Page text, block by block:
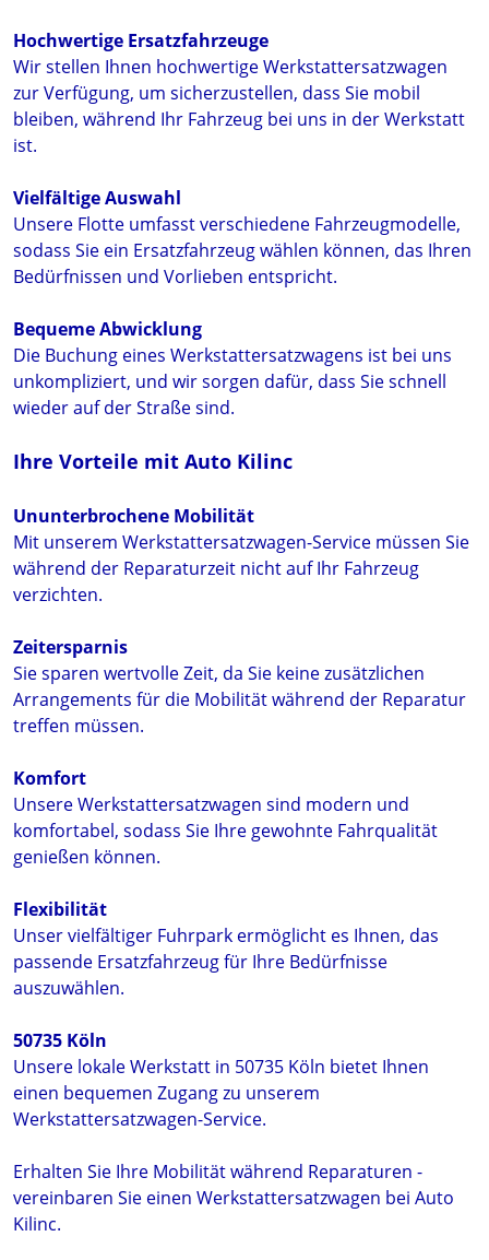
Hochwertige Ersatzfahrzeuge
Wir stellen Ihnen hochwertige Werkstattersatzwagen
zur Verfügung, um sicherzustellen, dass Sie mobil
bleiben, während Ihr Fahrzeug bei uns in der Werkstatt
ist.
Vielfältige Auswahl
Unsere Flotte umfasst verschiedene Fahrzeugmodelle,
sodass Sie ein Ersatzfahrzeug wählen können, das Ihren
Bedürfnissen und Vorlieben entspricht.
Bequeme Abwicklung
Die Buchung eines Werkstattersatzwagens ist bei uns
unkompliziert, und wir sorgen dafür, dass Sie schnell
wieder auf der Straße sind.
Ihre Vorteile mit Auto Kilinc
Ununterbrochene Mobilität
Mit unserem Werkstattersatzwagen-Service müssen Sie
während der Reparaturzeit nicht auf Ihr Fahrzeug
verzichten.
Zeitersparnis
Sie sparen wertvolle Zeit, da Sie keine zusätzlichen
Arrangements für die Mobilität während der Reparatur
treffen müssen.
Komfort
Unsere Werkstattersatzwagen sind modern und
komfortabel, sodass Sie Ihre gewohnte Fahrqualität
genießen können.
Flexibilität
Unser vielfältiger Fuhrpark ermöglicht es Ihnen, das
passende Ersatzfahrzeug für Ihre Bedürfnisse
auszuwählen.
50735 Köln
Unsere lokale Werkstatt in 50735 Köln bietet Ihnen
einen bequemen Zugang zu unserem
Werkstattersatzwagen-Service.
Erhalten Sie Ihre Mobilität während Reparaturen -
vereinbaren Sie einen Werkstattersatzwagen bei Auto
Kilinc.